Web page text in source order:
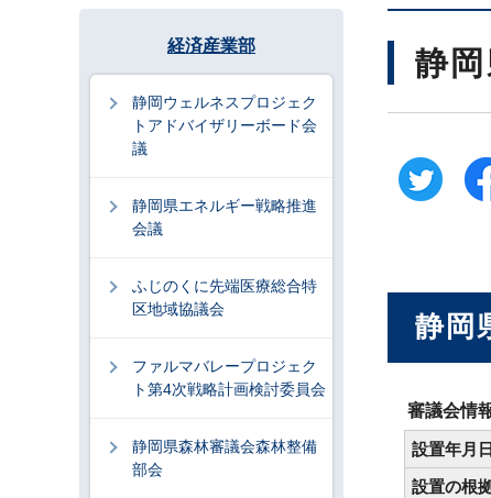
静
静岡
審議会情
設置年月日
設置の根
経済産業部
静岡ウェルネスプロジェク
トアドバイザリーボード会
議
静岡県エネルギー戦略推進
会議
ふじのくに先端医療総合特
区地域協議会
ファルマバレープロジェク
ト第4次戦略計画検討委員会
静岡県森林審議会森林整備
部会